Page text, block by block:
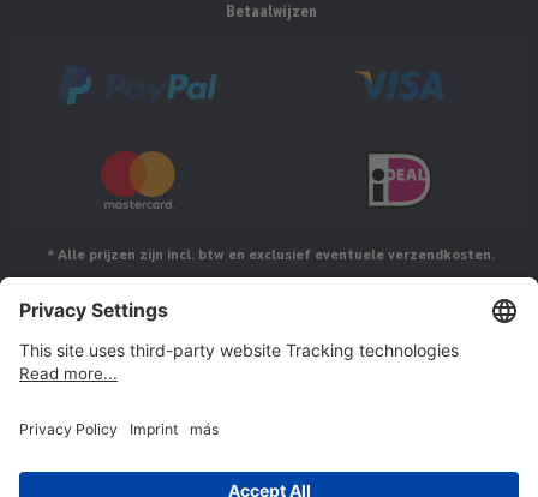
Betaalwijzen
* Alle prijzen zijn incl. btw en exclusief eventuele verzendkosten.
© Jakob Maul GmbH,